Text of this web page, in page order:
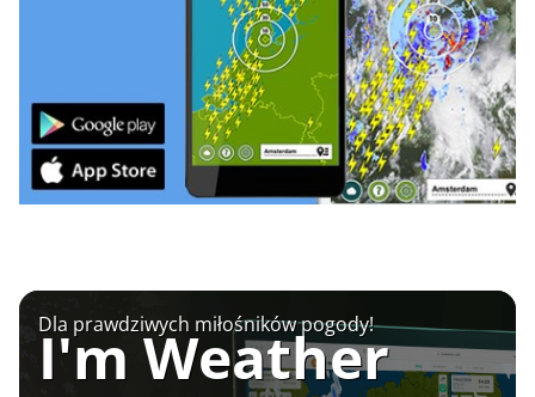
Dla prawdziwych miłośników pogody!
I'm Weather